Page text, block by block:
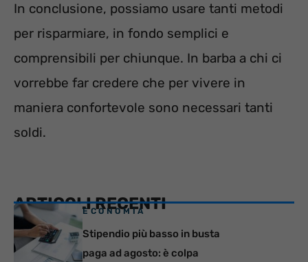
In conclusione, possiamo usare tanti metodi
per risparmiare, in fondo semplici e
comprensibili per chiunque. In barba a chi ci
vorrebbe far credere che per vivere in
maniera confortevole sono necessari tanti
soldi.
ARTICOLI RECENTI
ECONOMIA
Stipendio più basso in busta
paga ad agosto: è colpa